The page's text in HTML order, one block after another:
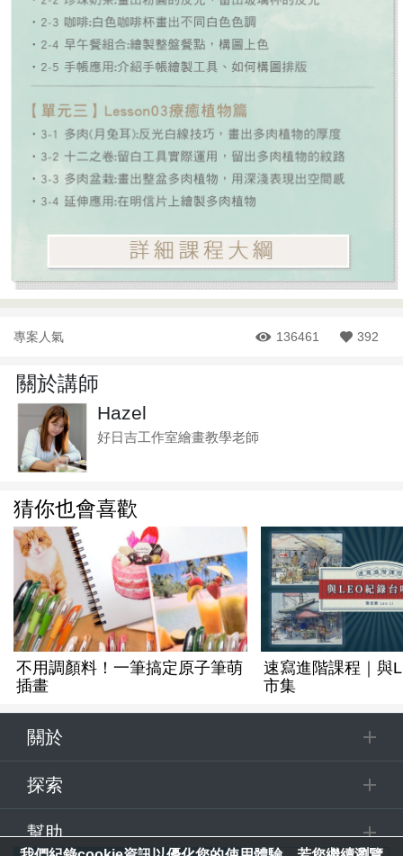
專案人氣 136461 392
關於講師
Hazel
好日吉工作室繪畫教學老師
猜你也會喜歡
不用調顏料！一筆搞定原子筆萌
插畫
速寫進階課程｜與
市集
關於
探索
幫助